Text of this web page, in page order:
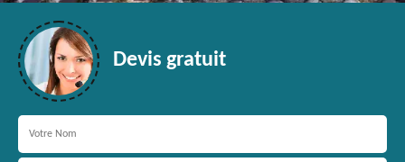
Devis gratuit